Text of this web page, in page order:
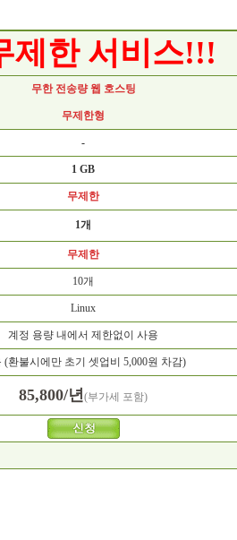
제한 서비스!!!
무한 전송량 웹 호스팅
무제한형
-
1 GB
무제한
1개
무제한
10개
Linux
계정 용량 내에서 제한없이 사용
(환불시에만 초기 셋업비 5,000원 차감)
85,800/년(부가세 포함)